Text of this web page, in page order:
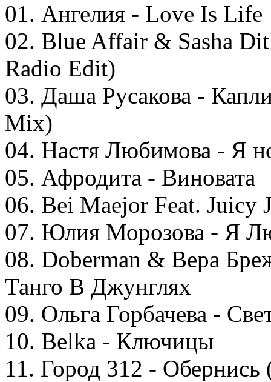
01. Ангелия - Love Is Life
02. Blue Affair & Sasha
Radio Edit)
03. Даша Русакова -
Mix)
04. Настя Любимова - Я
05. Афродита - Виновата
06. Bei Maejor Feat.
07. Юлия Морозова - Я
08. Doberman & Вера
Танго В Джунглях
09. Ольга Горбачева -
10. Belka - Ключицы
11. Город 312 -